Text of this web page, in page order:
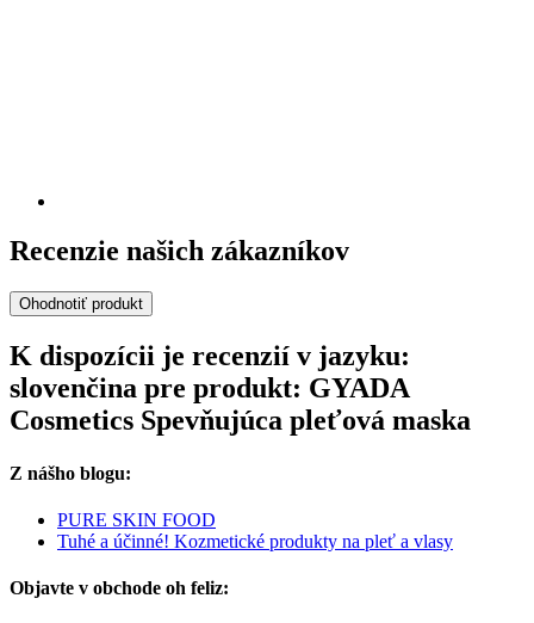
Recenzie našich zákazníkov
Ohodnotiť produkt
K dispozícii je recenzií v jazyku:
slovenčina pre produkt: GYADA
Cosmetics Spevňujúca pleťová maska
Z nášho blogu:
PURE SKIN FOOD
Tuhé a účinné! Kozmetické produkty na pleť a vlasy
Objavte v obchode oh feliz: